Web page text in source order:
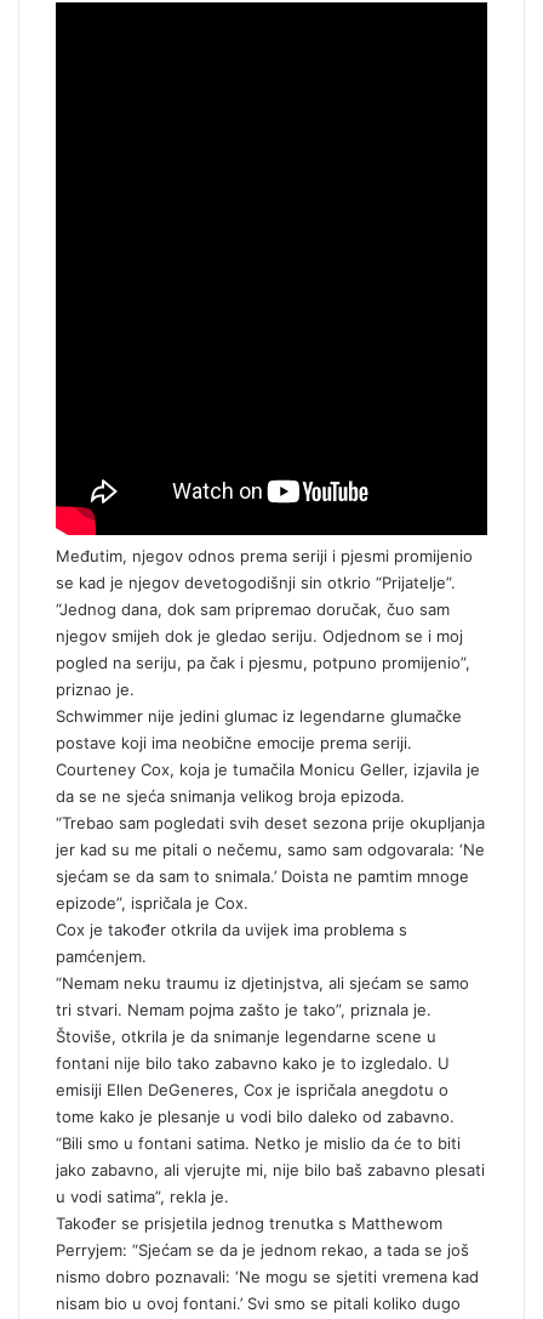
Međutim, njegov odnos prema seriji i pjesmi promijenio
se kad je njegov devetogodišnji sin otkrio “Prijatelje”.
“Jednog dana, dok sam pripremao doručak, čuo sam
njegov smijeh dok je gledao seriju. Odjednom se i moj
pogled na seriju, pa čak i pjesmu, potpuno promijenio”,
priznao je.
Schwimmer nije jedini glumac iz legendarne glumačke
postave koji ima neobične emocije prema seriji.
Courteney Cox, koja je tumačila Monicu Geller, izjavila je
da se ne sjeća snimanja velikog broja epizoda.
“Trebao sam pogledati svih deset sezona prije okupljanja
jer kad su me pitali o nečemu, samo sam odgovarala: ‘Ne
sjećam se da sam to snimala.’ Doista ne pamtim mnoge
epizode”, ispričala je Cox.
Cox je također otkrila da uvijek ima problema s
pamćenjem.
“Nemam neku traumu iz djetinjstva, ali sjećam se samo
tri stvari. Nemam pojma zašto je tako”, priznala je.
Štoviše, otkrila je da snimanje legendarne scene u
fontani nije bilo tako zabavno kako je to izgledalo. U
emisiji Ellen DeGeneres, Cox je ispričala anegdotu o
tome kako je plesanje u vodi bilo daleko od zabavno.
“Bili smo u fontani satima. Netko je mislio da će to biti
jako zabavno, ali vjerujte mi, nije bilo baš zabavno plesati
u vodi satima”, rekla je.
Također se prisjetila jednog trenutka s Matthewom
Perryjem: “Sjećam se da je jednom rekao, a tada se još
nismo dobro poznavali: ‘Ne mogu se sjetiti vremena kad
nisam bio u ovoj fontani.’ Svi smo se pitali koliko dugo